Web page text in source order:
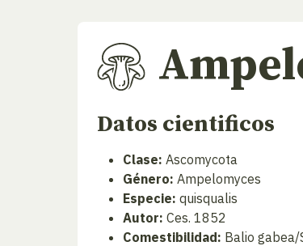
Datos cientificos
Clase: Ascomycota
Género: Ampelomyces
Especie: quisqualis
Autor: Ces. 1852
Comestibilidad: Balio gabea/